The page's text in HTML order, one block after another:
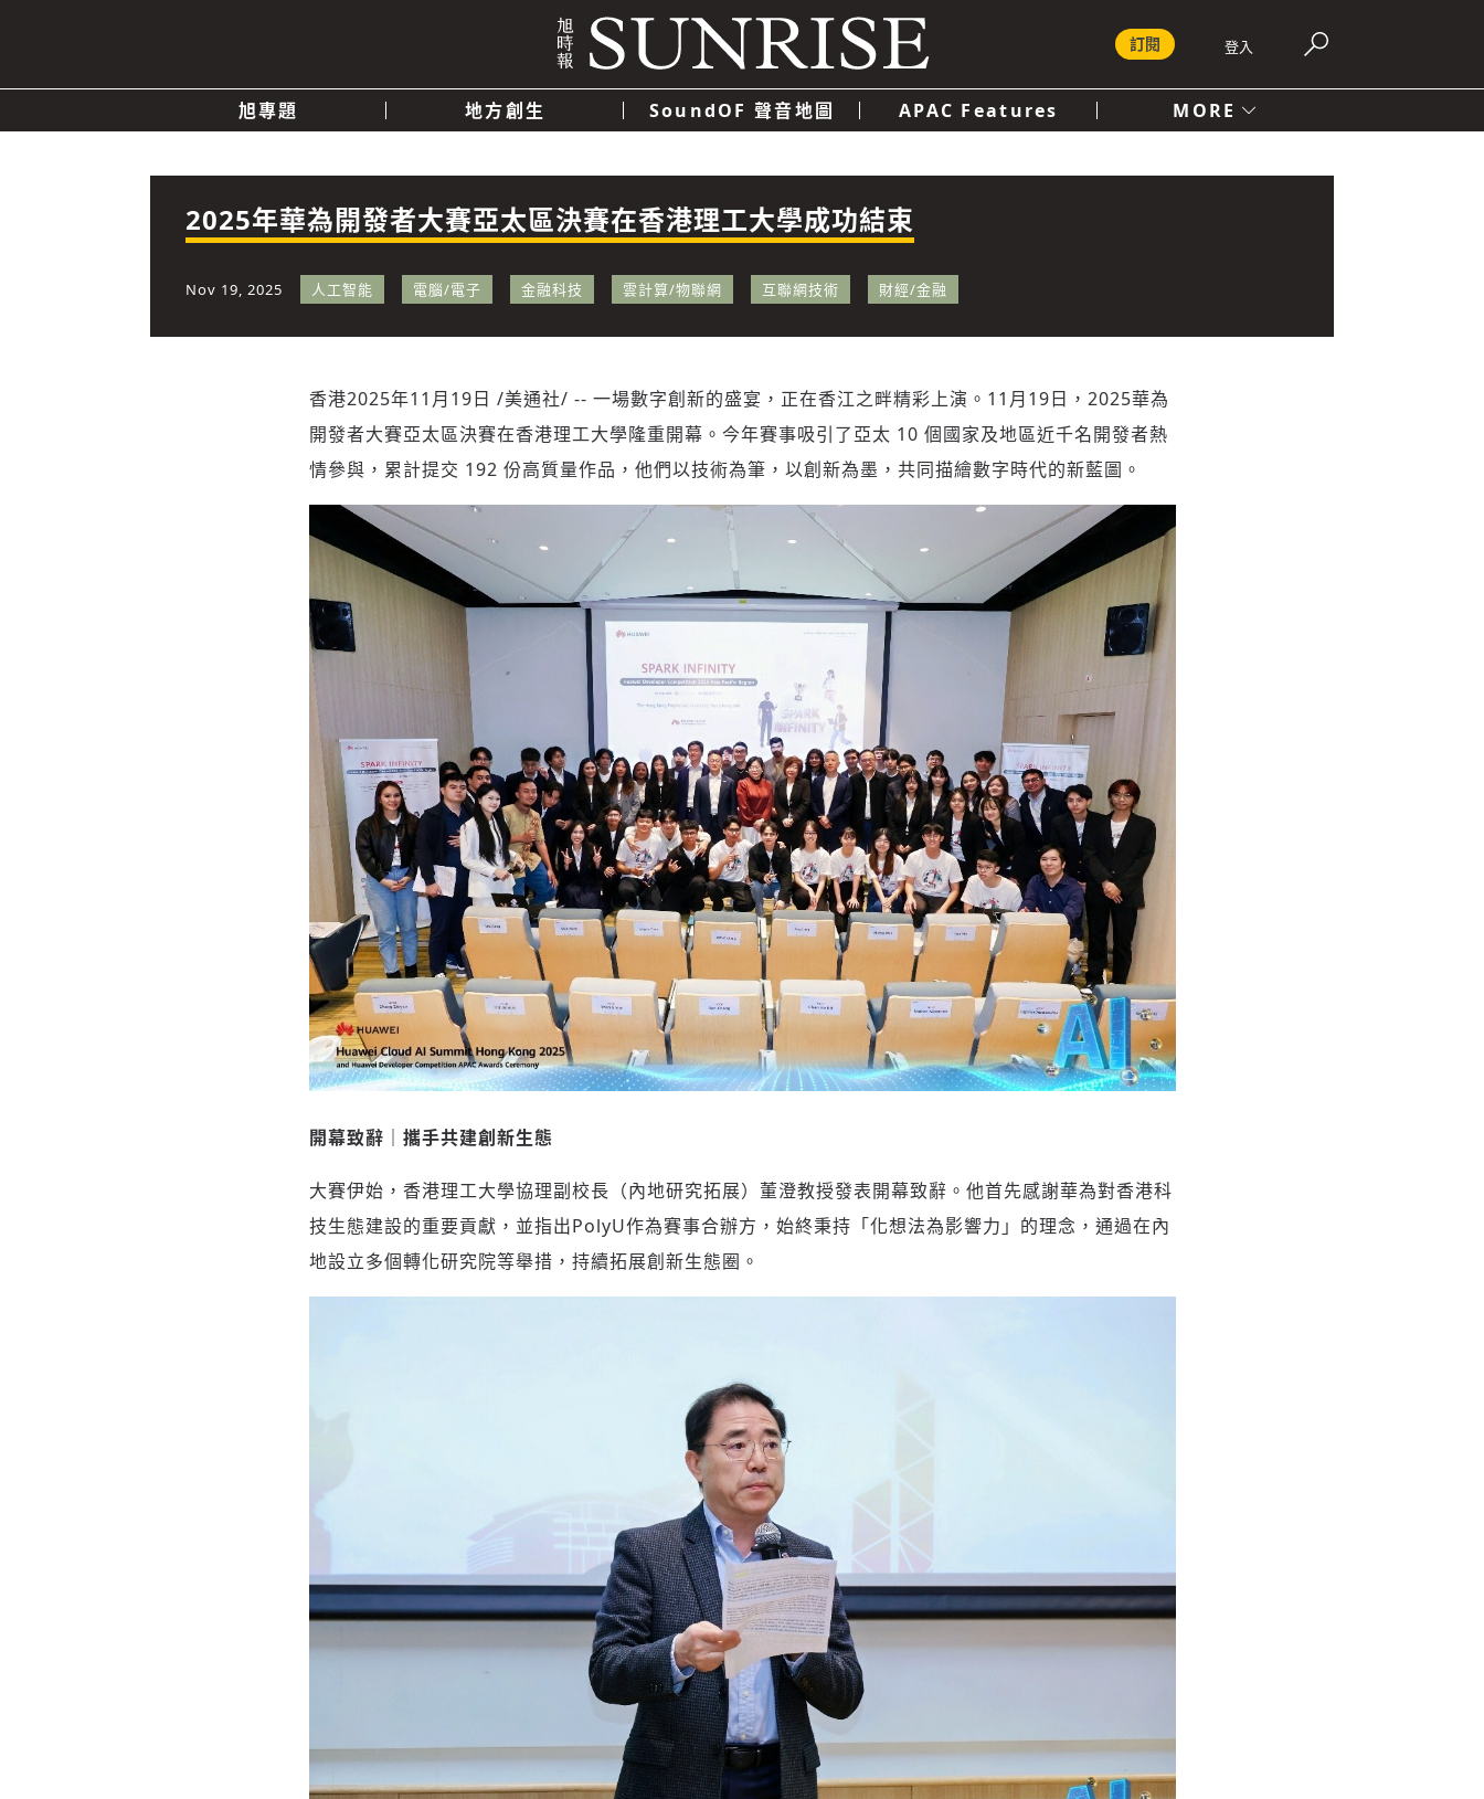
登入
訂閱
旭專題 地方創生 SoundOF 聲音地圖 APAC Features MORE
快速連結
政治 經濟 科技
2025年華為開發者大賽亞太區決賽在香港理工大學成功結束
Nov 19, 2025 人工智能 電腦/電子 金融科技 雲計算/物聯網 互聯網技術 財經/金融
香港2025年11月19日 /美通社/ -- 一場數字創新的盛宴，正在香江之畔精彩上演。11月19日，2025華為
開發者大賽亞太區決賽在香港理工大學隆重開幕。今年賽事吸引了亞太 10 個國家及地區近千名開發者熱
情參與，累計提交 192 份高質量作品，他們以技術為筆，以創新為墨，共同描繪數字時代的新藍圖。
開幕致辭｜攜手共建創新生態
大賽伊始，香港理工大學協理副校長（內地研究拓展）董澄教授發表開幕致辭。他首先感謝華為對香港科
技生態建設的重要貢獻，並指出PolyU作為賽事合辦方，始終秉持「化想法為影響力」的理念，通過在內
地設立多個轉化研究院等舉措，持續拓展創新生態圈。